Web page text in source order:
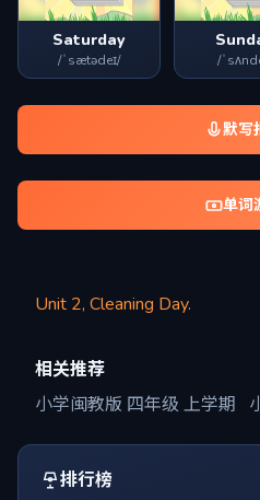
Saturday
/ˈsætədeɪ/ /
默写
单词
Unit 2, Cleaning Day.
相关推荐
小学闽教版 四年级 上学期
排行榜